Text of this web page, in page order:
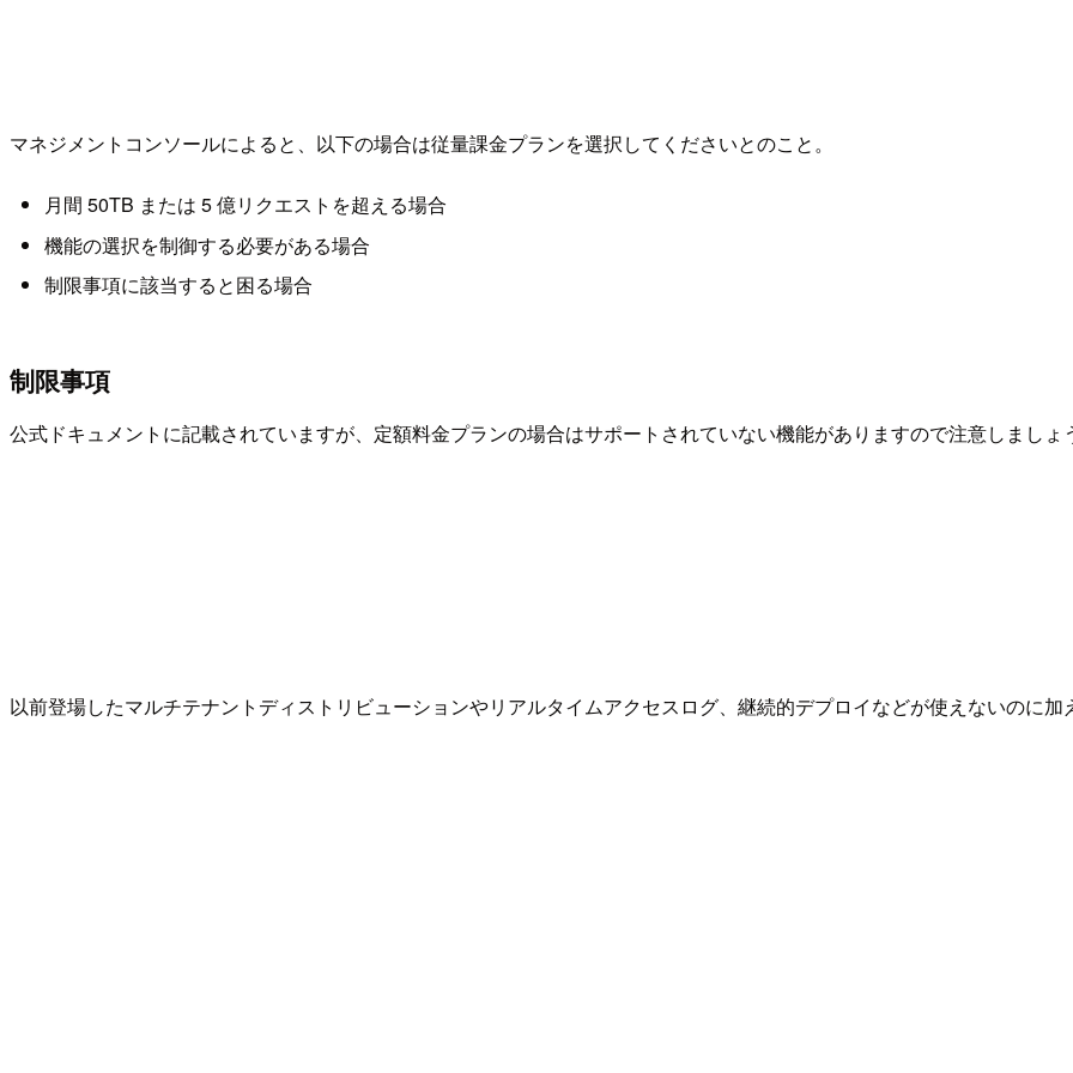
マネジメントコンソールによると、以下の場合は従量課金プランを選択してくださいとのこと。
月間 50TB または 5 億リクエストを超える場合
機能の選択を制御する必要がある場合
制限事項に該当すると困る場合
制限事項
公式ドキュメントに記載されていますが、定額料金プランの場合はサポートされていない機能がありますので注意しましょ
以前登場したマルチテナントディストリビューションやリアルタイムアクセスログ、継続的デプロイなどが使えないのに